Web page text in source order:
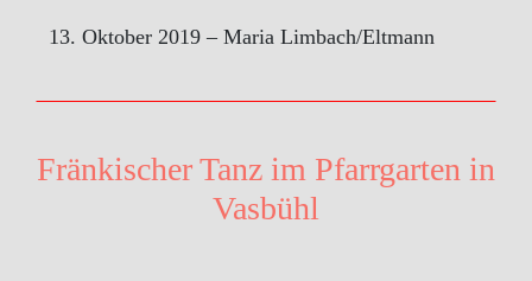
13. Oktober 2019 – Maria Limbach/Eltmann
Fränkischer Tanz im Pfarrgarten in
Vasbühl